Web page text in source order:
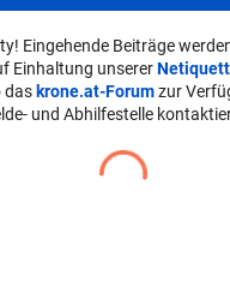
Eingehende Beiträge
Einhaltung unserer
das krone.at-Forumzur
und Abhilfestelle